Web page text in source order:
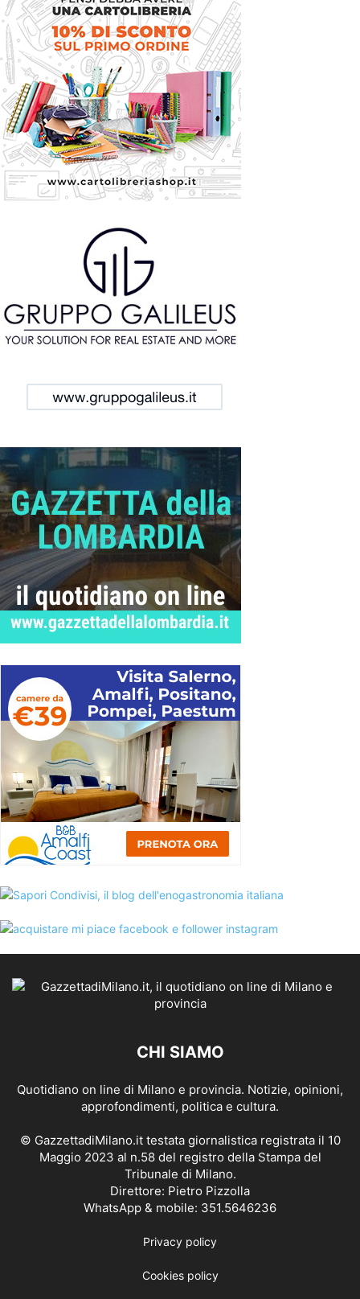
CHI SIAMO
Quotidiano on line di Milano e provincia. Notizie, opinioni,
approfondimenti, politica e cultura.
© GazzettadiMilano.it testata giornalistica registrata il 10
Maggio 2023 al n.58 del registro della Stampa del
Tribunale di Milano.
Direttore: Pietro Pizzolla
WhatsApp & mobile: 351.5646236
Privacy policy
Cookies policy